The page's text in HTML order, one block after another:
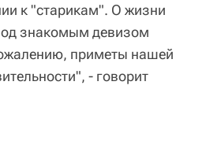
к "старикам". О жизни
знакомым девизом
приметы нашей
- говорит